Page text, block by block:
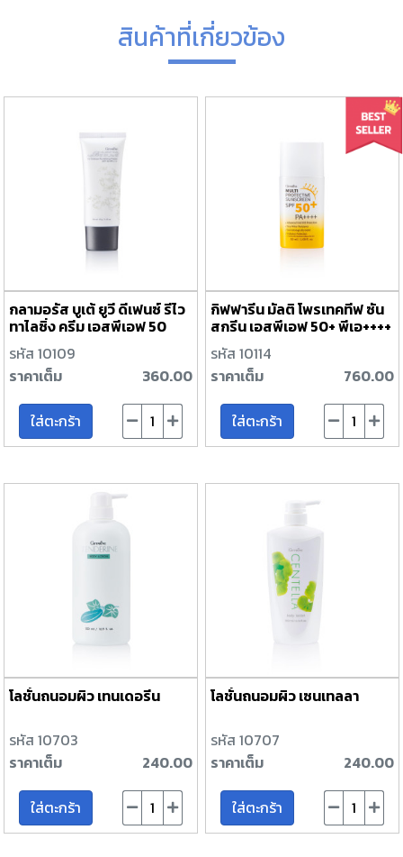
สินค้าที่เกี่ยวข้อง
กลามอรัส บูเต้ ยูวี ดีเฟนซ์ รีไว
ทาไลซิ่ง ครีม เอสพีเอฟ 50
พีเอ+++
รหัส 10109
ราคาเต็ม
360.00
ใส่ตะกร้า
กิฟฟารีน มัลติ โพรเทคทีฟ ซัน
สกรีน เอสพีเอฟ 50+ พีเอ++++
รหัส 10114
ราคาเต็ม
760.00
ใส่ตะกร้า
โลชั่นถนอมผิว เทนเดอรีน
รหัส 10703
ราคาเต็ม
240.00
ใส่ตะกร้า
โลชั่นถนอมผิว เซนเทลลา
รหัส 10707
ราคาเต็ม
240.00
ใส่ตะกร้า